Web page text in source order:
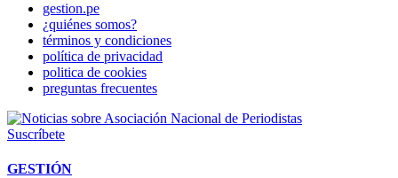
gestion.pe
¿quiénes somos?
términos y condiciones
política de privacidad
politica de cookies
preguntas frecuentes
Suscríbete
GESTIÓN